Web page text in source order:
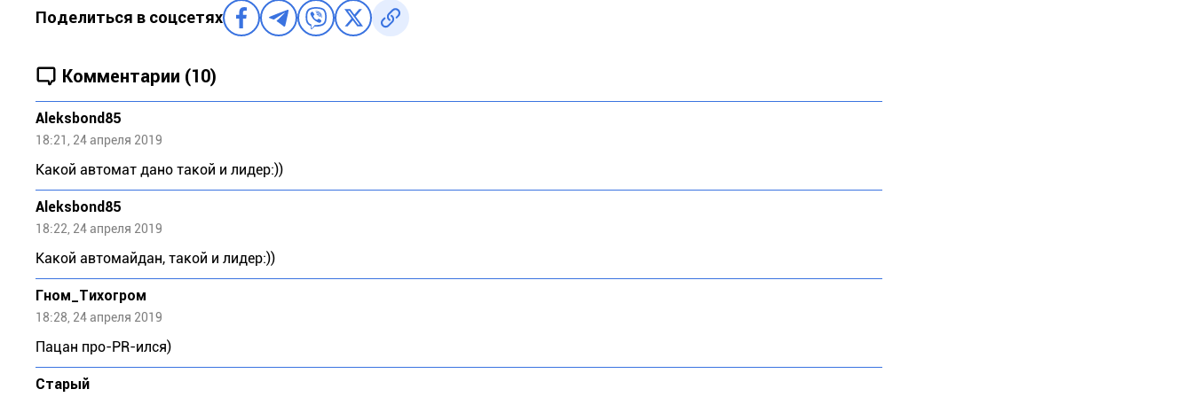
Поделиться в соцсетях
Комментарии (10)
Aleksbond85
18:21, 24 апреля 2019
Какой автомат дано такой и лидер:))
Aleksbond85
18:22, 24 апреля 2019
Какой автомайдан, такой и лидер:))
Гном_Тихогром
18:28, 24 апреля 2019
Пацан про-PR-ился)
Старый